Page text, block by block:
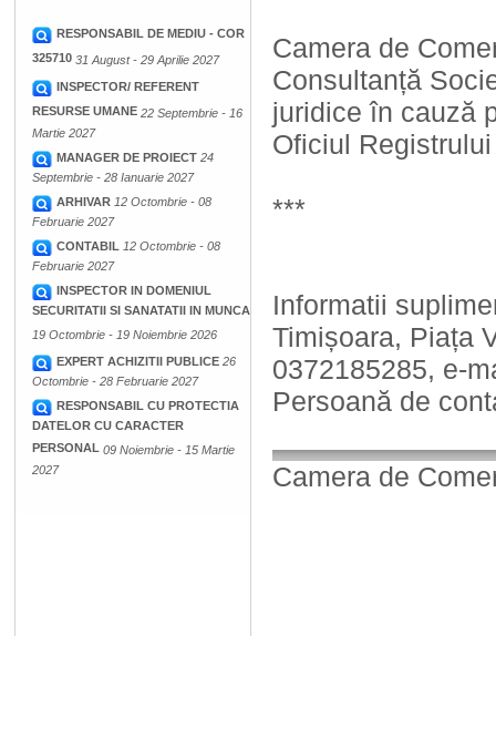
RESPONSABIL DE MEDIU - COR
325710 31 August - 29 Aprilie 2027
INSPECTOR/ REFERENT
RESURSE UMANE 22 Septembrie - 16
Martie 2027
MANAGER DE PROIECT 24
Septembrie - 28 Ianuarie 2027
ARHIVAR 12 Octombrie - 08
Februarie 2027
CONTABIL 12 Octombrie - 08
Februarie 2027
INSPECTOR IN DOMENIUL
SECURITATII SI SANATATII IN MUNCA
19 Octombrie - 19 Noiembrie 2026
EXPERT ACHIZITII PUBLICE 26
Octombrie - 28 Februarie 2027
RESPONSABIL CU PROTECTIA
DATELOR CU CARACTER
PERSONAL 09 Noiembrie - 15 Martie
2027
Camera de
Consultanță
juridice în cauză
Oficiul
***
Informatii
Timișoara, Piața
0372185285, e-
Persoană de
Camera de